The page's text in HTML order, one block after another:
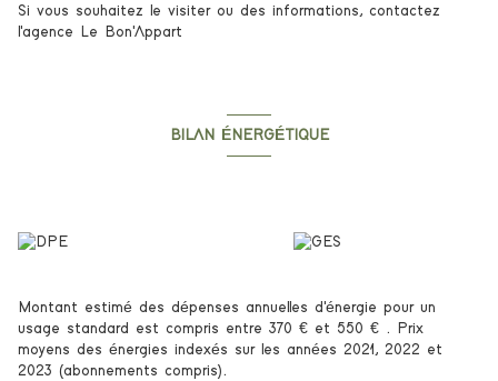
Si vous souhaitez le visiter ou des informations, contactez
l'agence Le Bon'Appart
BILAN ÉNERGÉTIQUE
Montant estimé des dépenses annuelles d'énergie pour un
usage standard est compris entre 370 € et 550 € . Prix
moyens des énergies indexés sur les années 2021, 2022 et
2023 (abonnements compris).